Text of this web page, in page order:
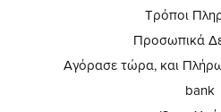
Τρόποι
Προσωπικά
Αγόρασε τώρα, και
bank